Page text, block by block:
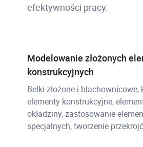
efektywności pracy.
Modelowanie złożonych
konstrukcyjnych
Belki złożone i blachownicowe,
elementy konstrukcyjne,
okładziny, zastosowanie
specjalnych, tworzenie